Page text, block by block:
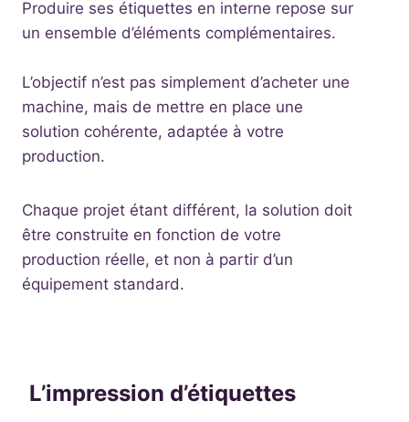
Produire ses étiquettes en interne repose sur
un ensemble d’éléments complémentaires.
L’objectif n’est pas simplement d’acheter une
machine, mais de mettre en place une
solution cohérente, adaptée à votre
production.
Chaque projet étant différent, la solution doit
être construite en fonction de votre
production réelle, et non à partir d’un
équipement standard.
L’impression d’étiquettes